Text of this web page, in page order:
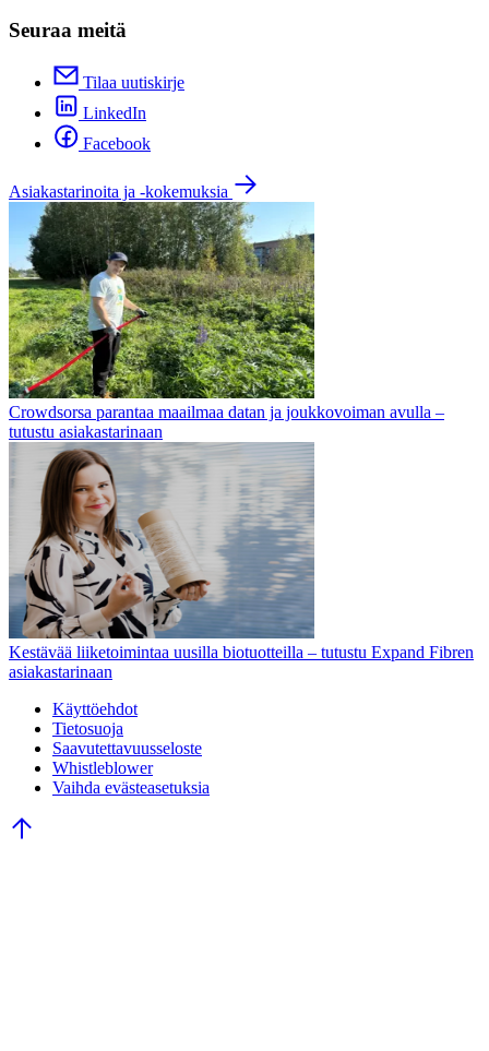
Seuraa meitä
Tilaa uutiskirje
LinkedIn
Facebook
Asiakastarinoita ja -kokemuksia
Crowdsorsa parantaa maailmaa datan ja joukkovoiman avulla –
tutustu asiakastarinaan
Kestävää liiketoimintaa uusilla biotuotteilla – tutustu Expand Fibren
asiakastarinaan
Käyttöehdot
Tietosuoja
Saavutettavuusseloste
Whistleblower
Vaihda evästeasetuksia